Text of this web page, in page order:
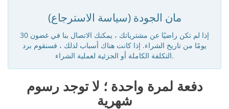
مان الجودة (سياسة الاسترجاع)
إذا لم تكن راضيًا عن مشترياتك ، يمكنك الاتصال بنا في غضون 30
يومًا من تاريخ الشراء. إذا كانت هناك أسباب لذلك ، فسنقوم برد
التكلفة الكاملة أو الجزئية لعملية الشراء.
دفعة لمرة واحدة ؛ لا توجد رسوم
شهرية